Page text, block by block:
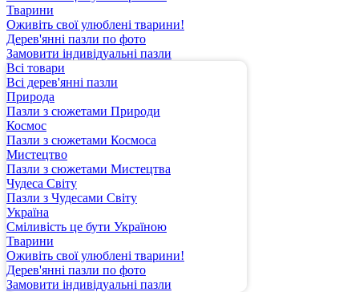
Тварини
Оживіть свої улюблені тварини!
Дерев'янні пазли по фото
Замовити індивідуальні пазли
Всі товари
Всі дерев'янні пазли
Природа
Пазли з сюжетами Природи
Космос
Пазли з сюжетами Космоса
Мистецтво
Пазли з сюжетами Мистецтва
Чудеса Світу
Пазли з Чудесами Світу
Україна
Сміливість це бути Україною
Тварини
Оживіть свої улюблені тварини!
Дерев'янні пазли по фото
Замовити індивідуальні пазли